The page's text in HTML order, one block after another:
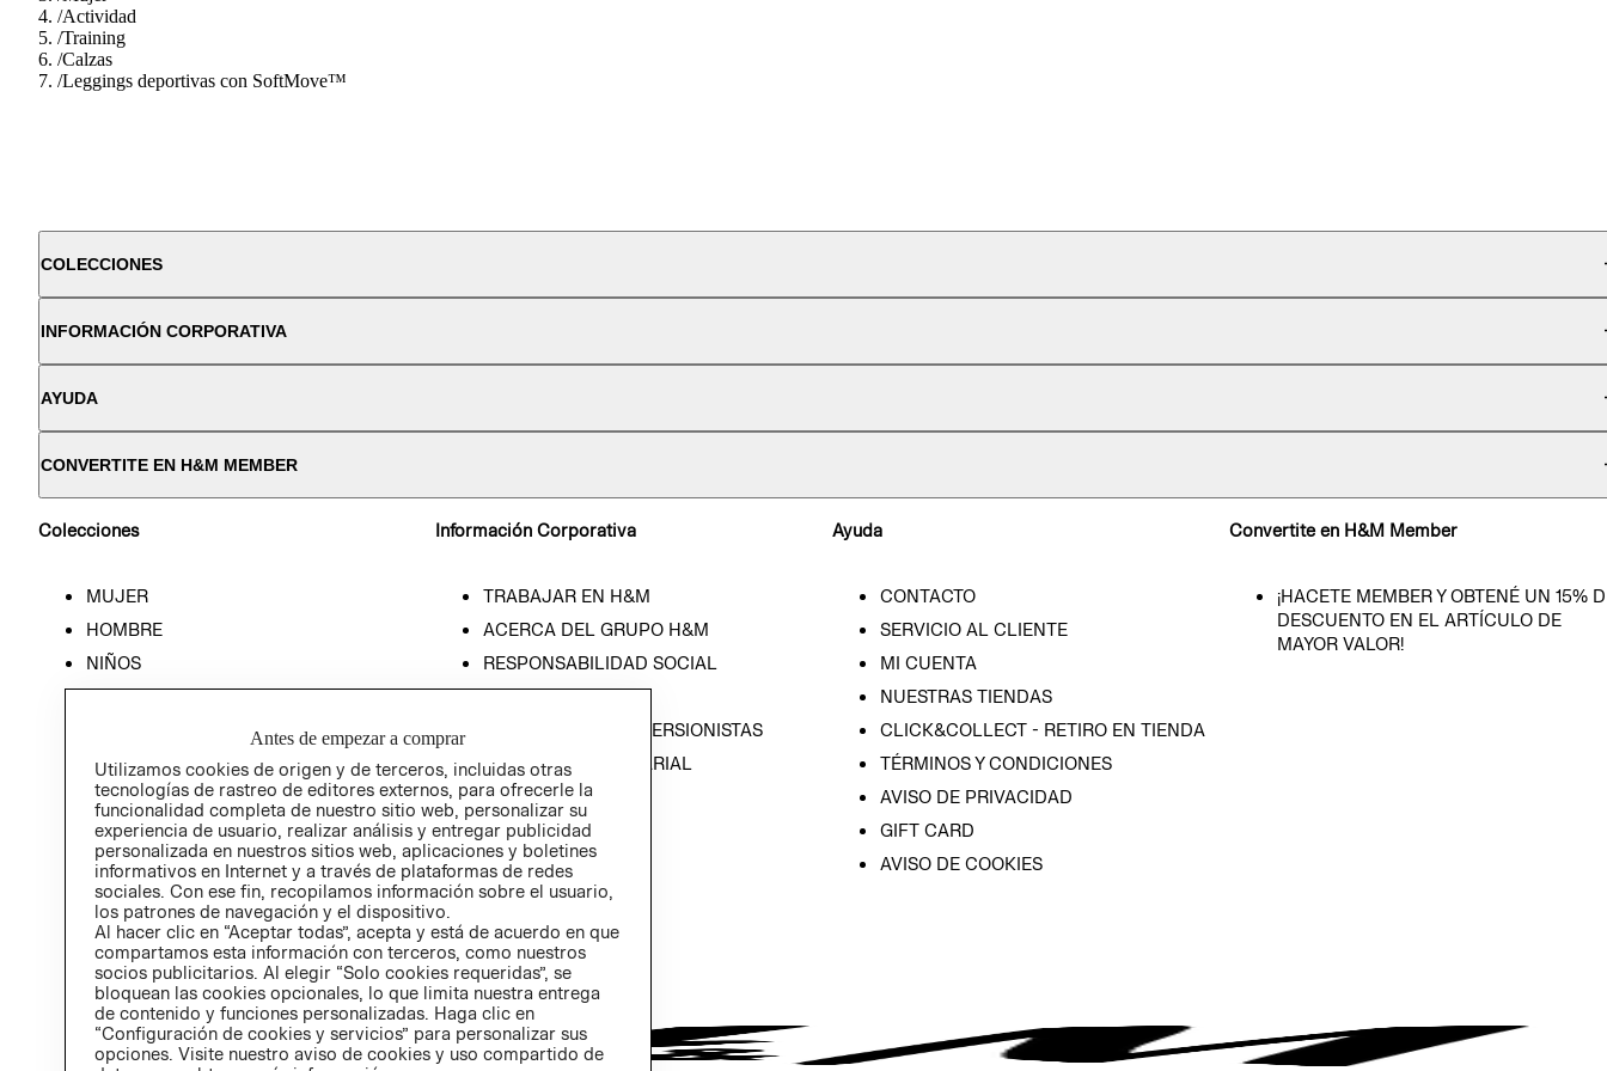
/Actividad
/Training
/Calzas
/Leggings deportivas con SoftMove™
COLECCIONES
INFORMACIÓN CORPORATIVA
AYUDA
CONVERTITE EN H&M MEMBER
Colecciones
MUJER
HOMBRE
NIÑOS
HOME
Información Corporativa
TRABAJAR EN H&M
ACERCA DEL GRUPO H&M
RESPONSABILIDAD SOCIAL
PRENSA
RELACIÓN CON INVERSIONISTAS
POLÍTICA EMPRESARIAL
Ayuda
CONTACTO
SERVICIO AL CLIENTE
MI CUENTA
NUESTRAS TIENDAS
CLICK&COLLECT - RETIRO EN TIENDA
TÉRMINOS Y CONDICIONES
AVISO DE PRIVACIDAD
GIFT CARD
AVISO DE COOKIES
Convertite en H&M Member
¡HACETE MEMBER Y OBTENÉ UN 15%
DESCUENTO EN EL ARTÍCULO DE
MAYOR VALOR!
Antes de empezar a comprar
Utilizamos cookies de origen y de terceros, incluidas otras
tecnologías de rastreo de editores externos, para ofrecerle la
funcionalidad completa de nuestro sitio web, personalizar su
experiencia de usuario, realizar análisis y entregar publicidad
personalizada en nuestros sitios web, aplicaciones y boletines
informativos en Internet y a través de plataformas de redes
sociales. Con ese fin, recopilamos información sobre el usuario,
los patrones de navegación y el dispositivo.
Al hacer clic en “Aceptar todas”, acepta y está de acuerdo en que
compartamos esta información con terceros, como nuestros
socios publicitarios. Al elegir “Solo cookies requeridas”, se
bloquean las cookies opcionales, lo que limita nuestra entrega
de contenido y funciones personalizadas. Haga clic en
“Configuración de cookies y servicios” para personalizar sus
opciones. Visite nuestro aviso de cookies y uso compartido de